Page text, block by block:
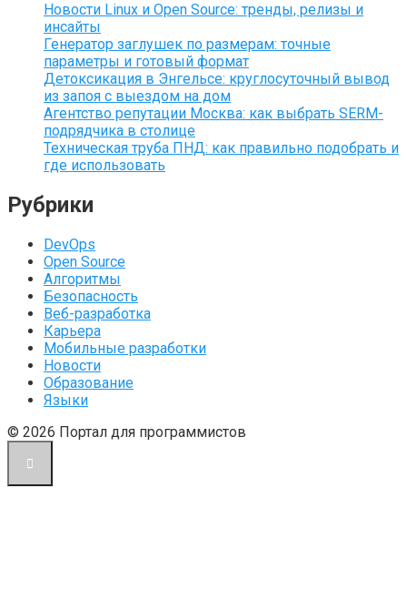
Новости Linux и Open Source: тренды, релизы и
инсайты
Генератор заглушек по размерам: точные
параметры и готовый формат
Детоксикация в Энгельсе: круглосуточный вывод
из запоя с выездом на дом
Агентство репутации Москва: как выбрать SERM-
подрядчика в столице
Техническая труба ПНД: как правильно подобрать и
где использовать
Рубрики
DevOps
Open Source
Алгоритмы
Безопасность
Веб-разработка
Карьера
Мобильные разработки
Новости
Образование
Языки
© 2026 Портал для программистов